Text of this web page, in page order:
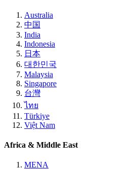
Australia
中国
India
Indonesia
日本
대한민국
Malaysia
Singapore
台灣
ไทย
Türkiye
Việt Nam
Africa & Middle East
MENA